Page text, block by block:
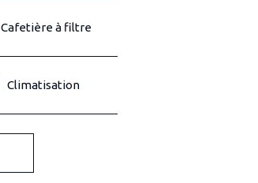
Cafetière à filtre
Climatisation